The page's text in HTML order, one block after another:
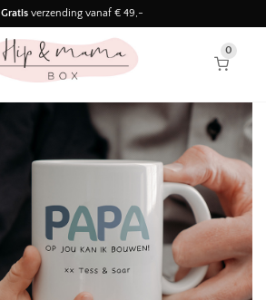
Gratisverzending vanaf € 49,-
Binnen 3 werkdagen in huis!
0